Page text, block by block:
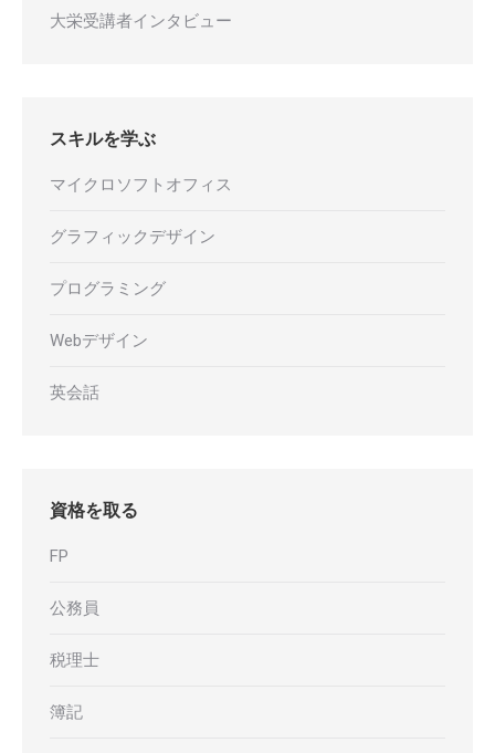
大栄受講者インタビュー
スキルを学ぶ
マイクロソフトオフィス
グラフィックデザイン
プログラミング
Webデザイン
英会話
資格を取る
FP
公務員
税理士
簿記